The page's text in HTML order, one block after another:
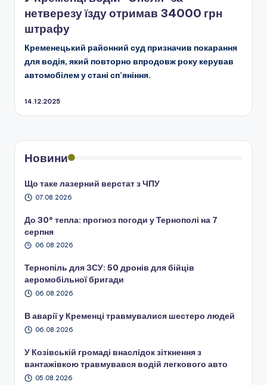
нетверезу їзду отримав 34000 грн
штрафу
Кременецький районний суд призначив покарання
для водія, який повторно впродовж року керував
автомобілем у стані сп’яніння.
14.12.2025
Новини
Що таке лазерний верстат з ЧПУ
07.08.2026
До 30° тепла: прогноз погоди у Тернополі на 7
серпня
06.08.2026
Тернопіль для ЗСУ: 50 дронів для бійців
аеромобільної бригади
06.08.2026
В аварії у Кременці травмувалися шестеро людей
06.08.2026
У Козівській громаді внаслідок зіткнення з
вантажівкою травмувався водій легкового авто
05.08.2026